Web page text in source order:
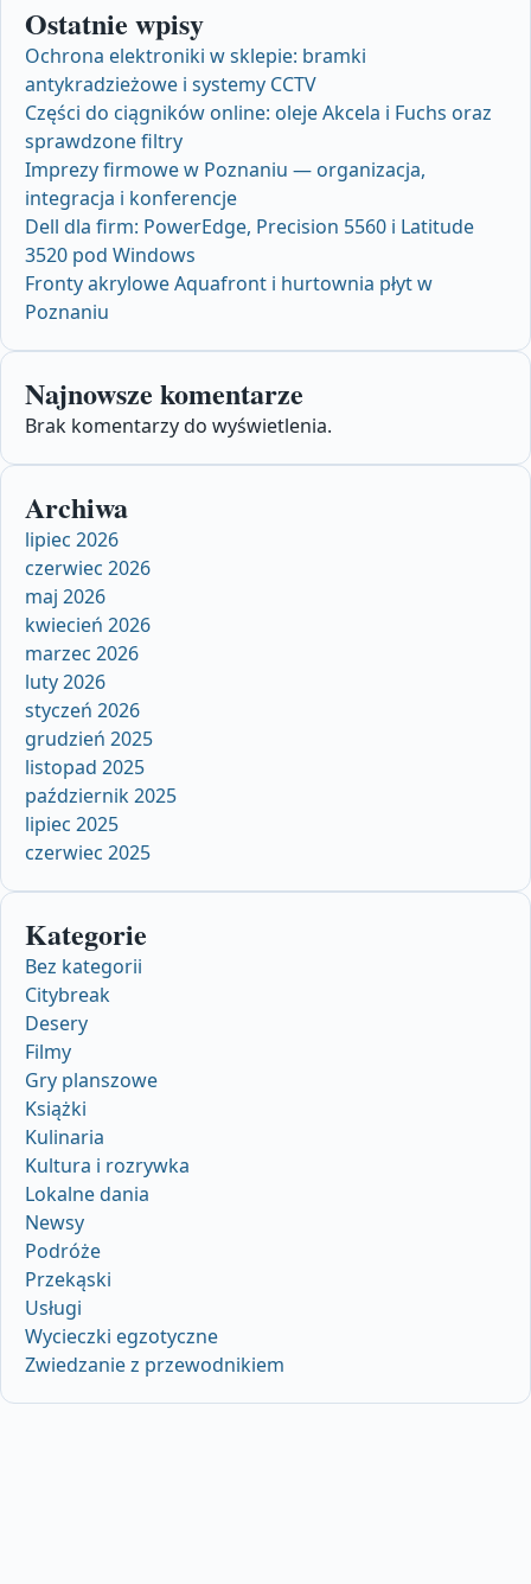
Ostatnie wpisy
Ochrona elektroniki w sklepie: bramki
antykradzieżowe i systemy CCTV
Części do ciągników online: oleje Akcela i Fuchs oraz
sprawdzone filtry
Imprezy firmowe w Poznaniu — organizacja,
integracja i konferencje
Dell dla firm: PowerEdge, Precision 5560 i Latitude
3520 pod Windows
Fronty akrylowe Aquafront i hurtownia płyt w
Poznaniu
Najnowsze komentarze
Brak komentarzy do wyświetlenia.
Archiwa
lipiec 2026
czerwiec 2026
maj 2026
kwiecień 2026
marzec 2026
luty 2026
styczeń 2026
grudzień 2025
listopad 2025
październik 2025
lipiec 2025
czerwiec 2025
Kategorie
Bez kategorii
Citybreak
Desery
Filmy
Gry planszowe
Książki
Kulinaria
Kultura i rozrywka
Lokalne dania
Newsy
Podróże
Przekąski
Usługi
Wycieczki egzotyczne
Zwiedzanie z przewodnikiem